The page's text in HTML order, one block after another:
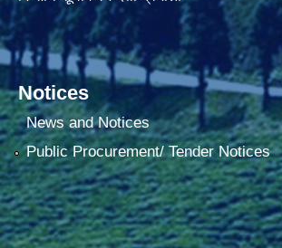
Notices
News and Notices
Public Procurement/ Tender Notices